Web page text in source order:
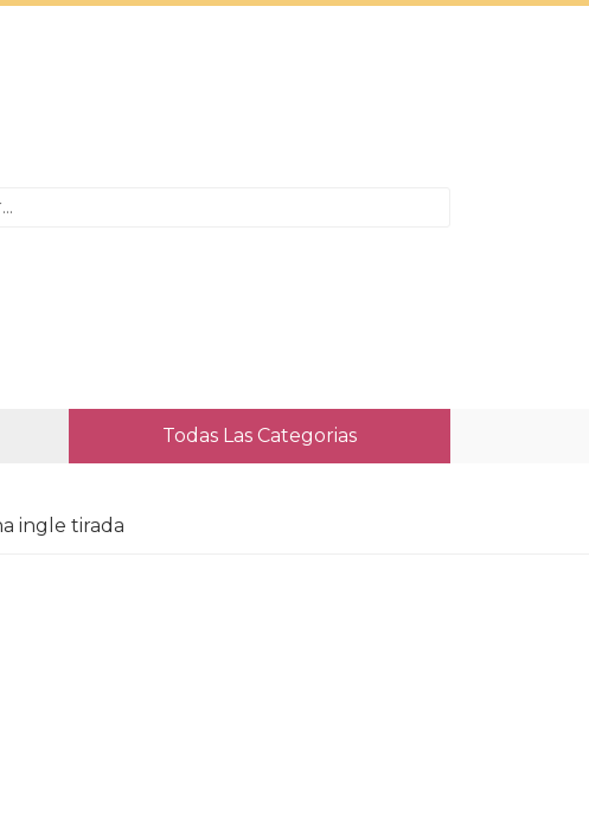
Todas Las Categorias
ingle tirada